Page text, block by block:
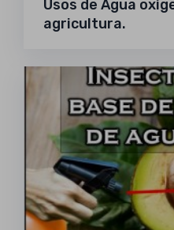
Usos de Agua
agricultura.